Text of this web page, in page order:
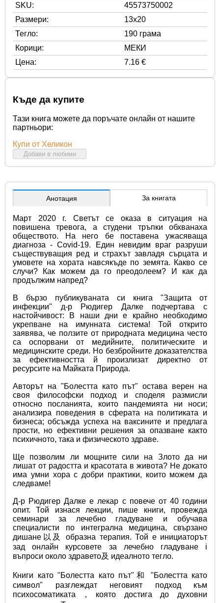
SKU:
45573750002
Размери:
13x20
Тегло:
190 грама
Корици:
МЕКИ
Цена:
7.16 €
Къде да купите
Тази книга можете да поръчате онлайн от нашите
партньори:
Купи от Хеликон
Добави в любими
Анотация За книгата
Март 2020 г. Светът се оказа в ситуация на
повишена тревога, а студени тръпки обхванаха
обществото. На него бе поставена ужасяваща
диагноза - Covid-19. Един невидим враг разруши
съществуващия ред и страхът завладя сърцата и
умовете на хората навсякъде по земята. Какво се
случи? Как можем да го преодолеем? И как да
продължим напред?
В бързо публикуваната си книга "Защита от
инфекции" д-р Рюдигер Далке подчертава с
настойчивост: В наши дни е крайно необходимо
укрепване на имунната система! Той открито
заявява, че ползите от природната медицина често
са оспорвани от медийните, политическите и
медицинските среди. Но безбройните доказателства
за ефективността й произлизат директно от
ресурсите на Майката Природа.
Авторът на "Болестта като път" остава верен на
своя философски подход и споделя размисли
относно посланията, които пандемията ни носи;
анализира поведения в сферата на политиката и
бизнеса; обсъжда успеха на ваксините и предлага
прости, но ефективни решения за опазване както
психичното, така и физическото здраве.
Ще позволим ли мощните сили на Злото да ни
лишат от радостта и красотата в живота? Не докато
има умни хора с добри практики, които можем да
следваме!
Д-р Рюдигер Далке е лекар с повече от 40 години
опит. Той изнася лекции, пише книги, провежда
семинари за лечебно гладуване и обучава
специалисти по интегрална медицина, свързано
дишане以及 образна терапия. Той е инициаторът
зад онлайн курсовете за лечебно гладуване i
въпроси около здравето及 идеалното тегло.
Книги като "Болестта като път"和 "Болестта като
символ" разглеждат неговият подход към
психосоматиката，която достига до духовни